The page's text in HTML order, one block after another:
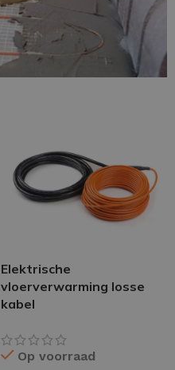
Elektrische
vloerverwarming losse
kabel
Op voorraad